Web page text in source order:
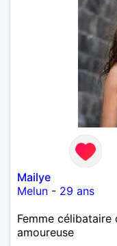
Mailye
Melun - 29 ans
Femme
amoureuse